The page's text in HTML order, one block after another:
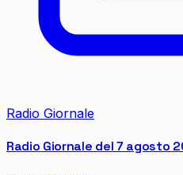
Radio Giornale
Radio Giornale del 7 agosto